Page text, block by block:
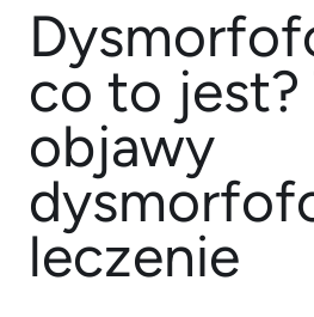
co to jest?
objawy
leczenie